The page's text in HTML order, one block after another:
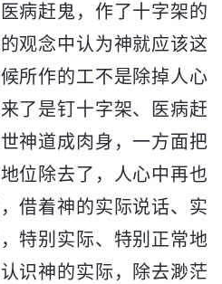
病赶鬼，作了十字架的
观念中认为神就应该这
所作的工不是除掉人心
了是钉十字架、医病赶
神道成肉身，一方面把
位除去了，人心中再也
借着神的实际说话、实
特别实际、特别正常地
识神的实际，除去渺茫